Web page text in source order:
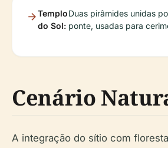
Templo
do Sol:
Duas pirâmides unidas
ponte, usadas para
Cenário
A integração do sítio com